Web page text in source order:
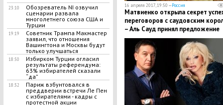
23:10
Обозреватель NI озвучил
сценарии развала
многолетнего союза США и
Турции
19:19
Советник Трампа Макмастер
заявил, что отношения
Вашингтона и Москвы будут
только улучшаться
18:50
Избирком Турции огласил
результаты референдума:
63% избирателей сказали
“да”
18:32
Париж взбунтовался в
преддверии встречи Ле Пен
с избирателями - кадры с
протестной акции
16 апреля 2017, 19:50 —Россия
Матвиенко открыла секрет
переговоров с саудовским
– Аль Сауд принял предложение
Путина приехать в Москву